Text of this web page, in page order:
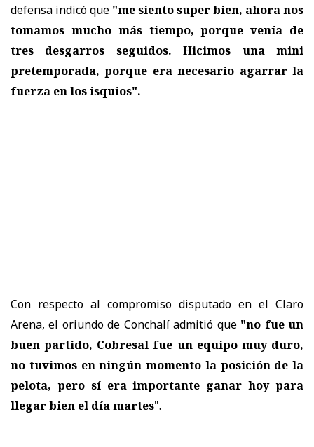
defensa indicó que "me siento super bien, ahora nos
tomamos mucho más tiempo, porque venía de
tres desgarros seguidos. Hicimos una mini
pretemporada, porque era necesario agarrar la
fuerza en los isquios".
Con respecto al compromiso disputado en el Claro
Arena, el oriundo de Conchalí admitió que "no fue un
buen partido, Cobresal fue un equipo muy duro,
no tuvimos en ningún momento la posición de la
pelota, pero sí era importante ganar hoy para
llegar bien el día martes".